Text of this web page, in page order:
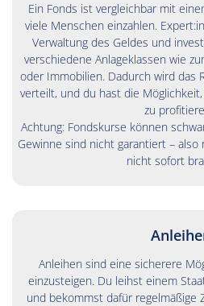
Ein Fonds ist vergleichbar mit
viele Menschen einzahlen.
Verwaltung des Geldes und
verschiedene Anlageklassen wie
oder Immobilien. Dadurch wird das
verteilt, und du hast die
zu
Achtung: Fondskurse können
Gewinne sind nicht garantiert –
nicht sofort
Anleihen sind eine sicherere
einzusteigen. Du leihst einem
und bekommst dafür regelmäßige